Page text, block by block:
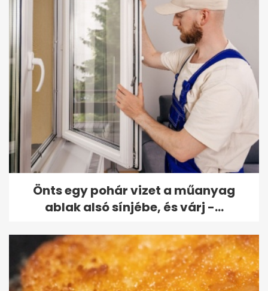
Önts egy pohár vizet a műanyag
ablak alsó sínjébe, és várj -...